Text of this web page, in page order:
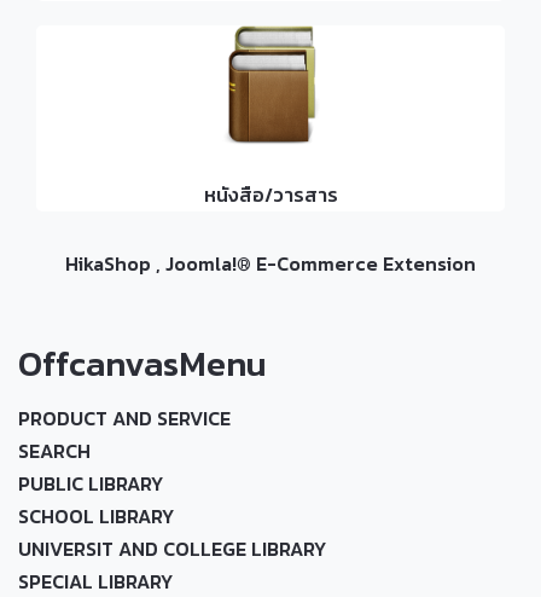
หนังสือ/วารสาร
HikaShop , Joomla!® E-Commerce Extension
OffcanvasMenu
PRODUCT AND SERVICE
SEARCH
PUBLIC LIBRARY
SCHOOL LIBRARY
UNIVERSIT AND COLLEGE LIBRARY
SPECIAL LIBRARY